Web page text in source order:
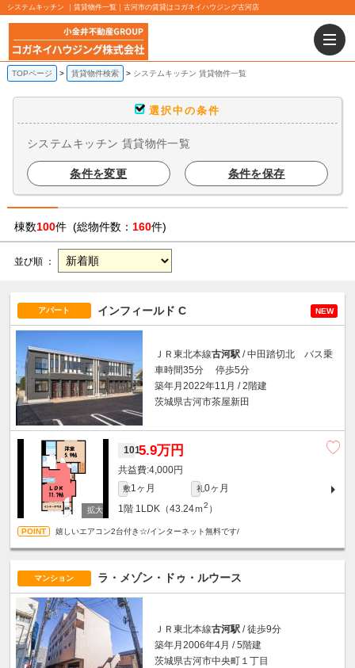
システムキッチン ｜賃貸物件一覧｜古河市の賃貸はコガネイハウジング古河店
TOPページ 賃貸物件検索 システムキッチン 賃貸物件一覧
選択中の条件
システムキッチン 賃貸物件一覧
条件を変更 条件を保存
棟数100件 (総物件数： 160件)
並び順 ：
アパート インフィールド C NEW
ＪＲ東北本線古河駅 / 中田踏切北 バス乗
車時間35分 停歩5分
築年月2022年11月 / 2階建
茨城県古河市茶屋新田
1015.9万円
4,000円
敷1ヶ月 礼0ヶ月
1階 1LDK（43.24ｍ2 ）
嬉しいエアコン2台付き☆/インターネット無料です/
マンション ラ・メゾン・ドゥ・ルウース
ＪＲ東北本線古河駅 / 徒歩9分
築年月2006年4月 / 5階建
茨城県古河市中央町１丁目